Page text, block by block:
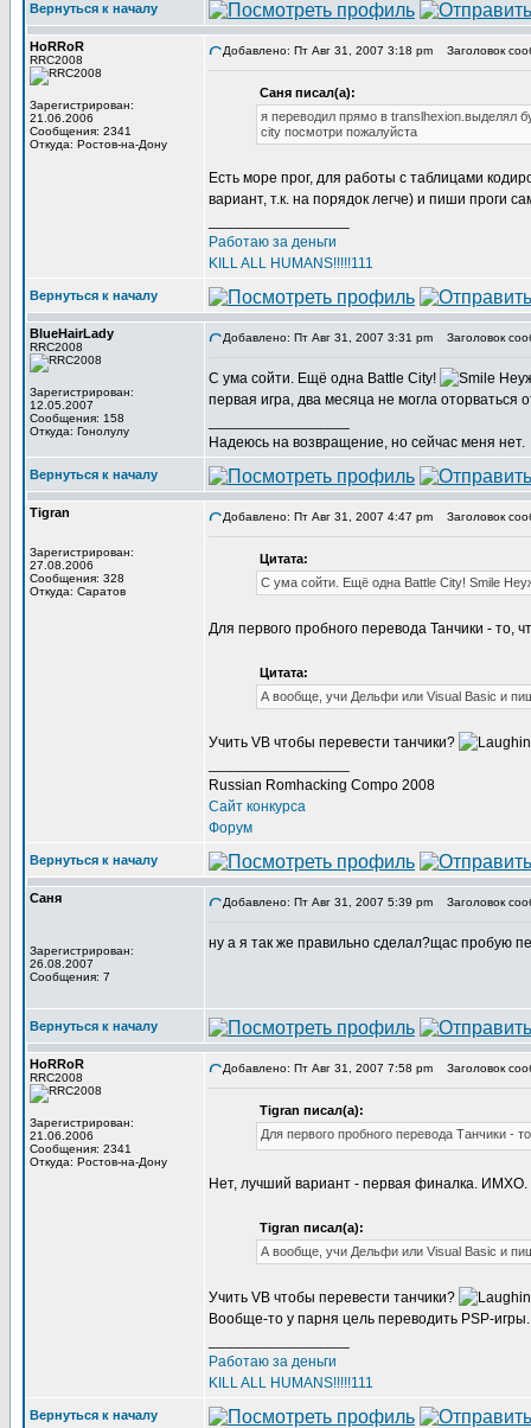
Вернуться к началу
HoRRoR
RRC2008
Зарегистрирован:
21.06.2006
Сообщения: 2341
Откуда: Ростов-на-Дону
Добавлено: Пт Авг 31, 2007 3:18 pm Заголовок
Саня писал(а):
я переводил прямо в translhexion.выделял
city посмотри пожалуйста
Есть море прог, для работы с таблицами
вариант, т.к. на порядок легче) и пиши проги
Работаю за деньги
KILL ALL HUMANS!!!!!111
Вернуться к началу
BlueHairLady
RRC2008
Зарегистрирован:
12.05.2007
Сообщения: 158
Откуда: Гонолулу
Добавлено: Пт Авг 31, 2007 3:31 pm Заголовок
С ума сойти. Ещё одна Battle City!
первая игра, два месяца не могла
Надеюсь на возвращение, но сейчас меня нет.
Вернуться к началу
Tigran
Зарегистрирован:
27.08.2006
Сообщения: 328
Откуда: Саратов
Добавлено: Пт Авг 31, 2007 4:47 pm Заголовок
Цитата:
С ума сойти. Ещё одна Battle City! Smile
Для первого пробного перевода Танчики - то,
Цитата:
А вообще, учи Дельфи или Visual Basic и
Учить VB чтобы перевести танчики?
Russian Romhacking Compo 2008
Сайт конкурса
Форум
Вернуться к началу
Саня
Зарегистрирован:
26.08.2007
Сообщения: 7
Добавлено: Пт Авг 31, 2007 5:39 pm Заголовок
ну а я так же правильно сделал?щас пробую
Вернуться к началу
HoRRoR
RRC2008
Зарегистрирован:
21.06.2006
Сообщения: 2341
Откуда: Ростов-на-Дону
Добавлено: Пт Авг 31, 2007 7:58 pm Заголовок
Tigran писал(а):
Для первого пробного перевода Танчики -
Нет, лучший вариант - первая финалка.
Tigran писал(а):
А вообще, учи Дельфи или Visual Basic и
Учить VB чтобы перевести танчики?
Вообще-то у парня цель переводить PSP-игры.
Работаю за деньги
KILL ALL HUMANS!!!!!111
Вернуться к началу